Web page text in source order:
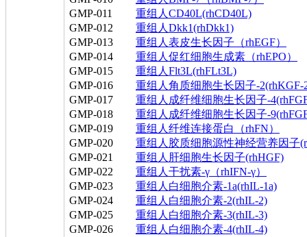
GMP-011
重组人CD40L(rhCD40L)
GMP-012
重组人Dkk1(rhDkk1)
GMP-013
重组人表皮生长因子（rhEGF）
GMP-014
重组人促红细胞生成素（rhEPO）
GMP-015
重组人Flt3L(rhFLt3L)
GMP-016
重组人角质细胞生长因子-2(rhKGF-
GMP-017
重组人成纤维细胞生长因子-
GMP-018
重组人成纤维细胞生长因子-
GMP-019
重组人纤维连接蛋白（rhFN）
GMP-020
重组人胶质细胞源性神经营养因子
GMP-021
重组人肝细胞生长因子(rhHGF)
GMP-022
重组人干扰素-γ（rhIFN-γ）
GMP-023
重组人白细胞介素-1a(rhIL-1a)
GMP-024
重组人白细胞介素-2(rhIL-2)
GMP-025
重组人白细胞介素-3(rhIL-3)
GMP-026
重组人白细胞介素-4(rhIL-4)